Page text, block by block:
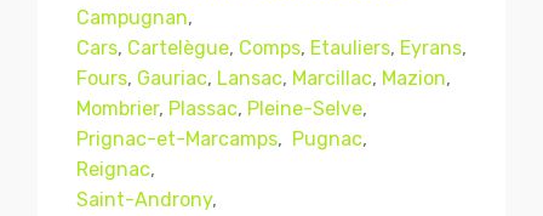
Campugnan,
Cars, Cartelègue, Comps, Etauliers, Eyrans,
Fours, Gauriac, Lansac, Marcillac, Mazion,
Mombrier, Plassac, Pleine-Selve,
Prignac-et-Marcamps, Pugnac,
Reignac,
Saint-Androny,